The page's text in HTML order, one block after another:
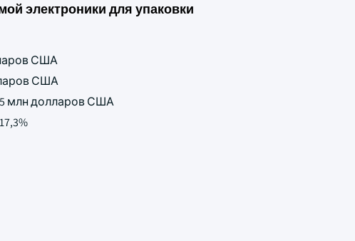
электроники для упаковки
США
США
млн долларов США